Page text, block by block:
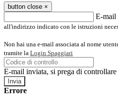
button close ×
E-mail
all'indirizzo indicato con le istruzioni
Non hai una e-mail associata al nome
tramite la Login Spaggiari
E-mail inviata, si prega di
Errore